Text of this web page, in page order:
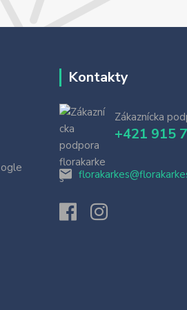
Kontakty
Zákaznícka
+421 915